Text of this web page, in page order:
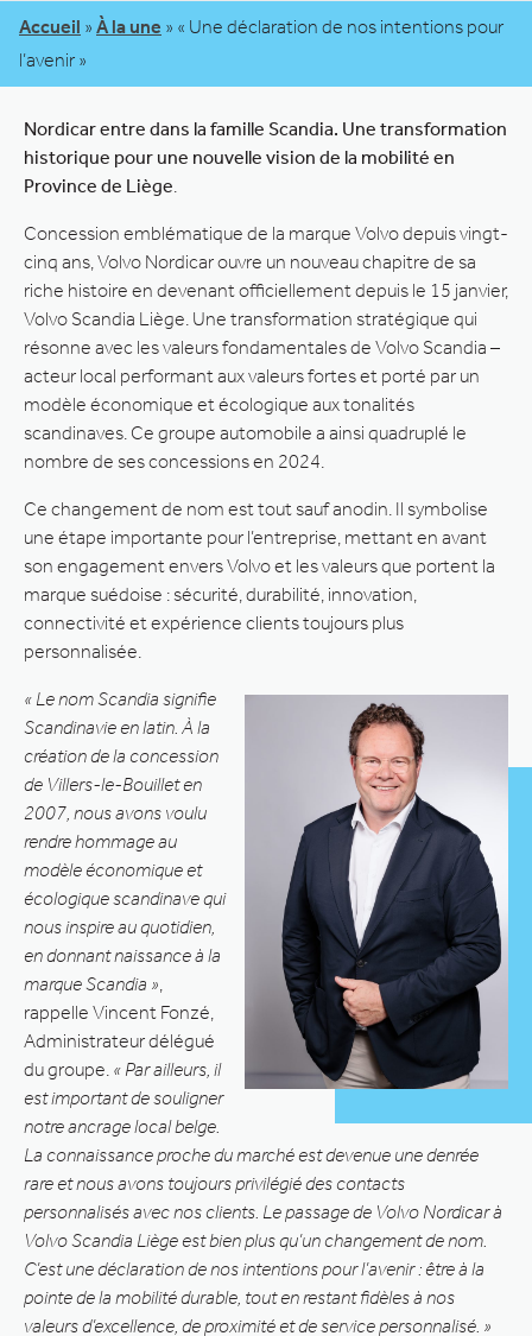
Accueil » À la une » « Une déclaration de nos intentions pour
l’avenir »
Nordicar entre dans la famille Scandia. Une transformation
historique pour une nouvelle vision de la mobilité en
Province de Liège
Concession emblématique de la marque Volvo depuis vingt-
cinq ans, Volvo Nordicar ouvre un nouveau chapitre de sa
riche histoire en devenant officiellement depuis le 15 janvier,
Volvo Scandia Liège. Une transformation stratégique qui
résonne avec les valeurs fondamentales de Volvo Scandia –
acteur local performant aux valeurs fortes et porté par un
modèle économique et écologique aux tonalités
scandinaves. Ce groupe automobile a ainsi quadruplé le
nombre de ses concessions en 2024.
Ce changement de nom est tout sauf anodin. Il symbolise
une étape importante pour l’entreprise, mettant en avant
son engagement envers Volvo et les valeurs que portent la
marque suédoise : sécurité, durabilité, innovation,
connectivité et expérience clients toujours plus
personnalisée.
« Le nom Scandia signifie
Scandinavie en latin. À la
création de la concession
de Villers-le-Bouillet en
2007, nous avons voulu
rendre hommage au
modèle économique et
écologique scandinave qui
nous inspire au quotidien,
en donnant naissance à la
marque Scandia »
rappelle Vincent Fonzé,
Administrateur délégué
du groupe. « Par ailleurs, il
est important de souligner
notre ancrage local belge.
La connaissance proche du marché est devenue une denrée
rare et nous avons toujours privilégié des contacts
personnalisés avec nos clients. Le passage de Volvo Nordicar à
Volvo Scandia Liège est bien plus qu’un changement de nom.
C’est une déclaration de nos intentions pour l’avenir : être à la
pointe de la mobilité durable, tout en restant fidèles à nos
valeurs d’excellence, de proximité et de service personnalisé. »